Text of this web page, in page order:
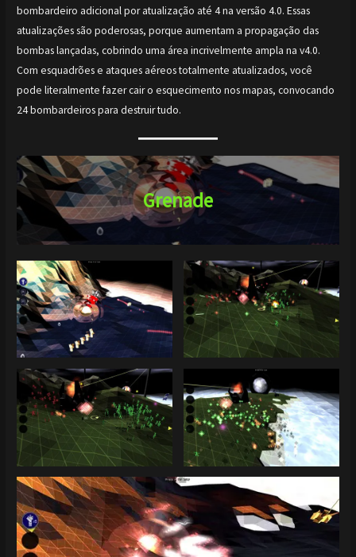
bombardeiro adicional por atualização até 4 na versão 4.0. Essas
atualizações são poderosas, porque aumentam a propagação das
bombas lançadas, cobrindo uma área incrivelmente ampla na v4.0.
Com esquadrões e ataques aéreos totalmente atualizados, você
pode literalmente fazer cair o esquecimento nos mapas, convocando
24 bombardeiros para destruir tudo.
Grenade